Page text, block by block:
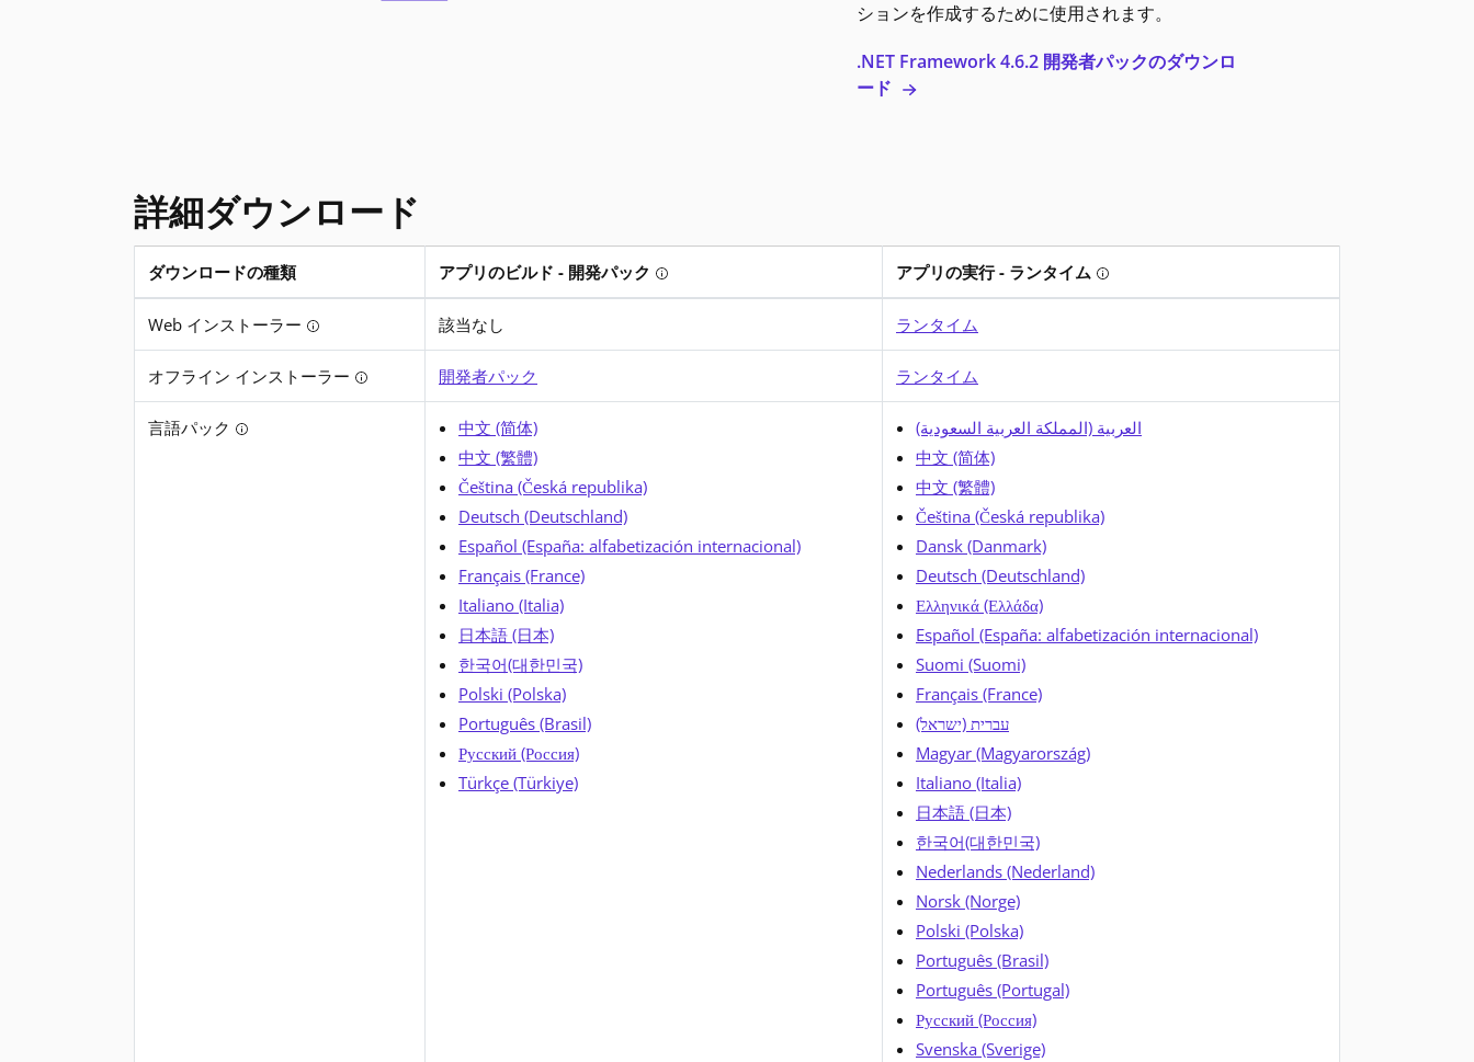
ションを作成するために使用されます。
.NET Framework 4.6.2 開発者パックのダウンロ
ード
詳細ダウンロード
ダウンロードの種類 アプリのビルド - 開発パック Tooltip: アプリをビルドしませんか? 開発者パックは、ソフトウェア開発者が Visual Studio を使用して、
アプリの実行 - ランタイム Tooltip: アプリを実行したいですか? ランタイム
Web インストーラー Tooltip: インストーラーの実行中に、ローカライズ済みリソースなどすべての必要なファイルをダウンロードします。インストール時にはインターネット接
該当なし ランタイム
オフライン インストーラー Tooltip: 英語でのインストールに必要なすべてが備わっています。インストーラーのダウンロード後は、インターネット接続は必要ありません。
開発者パック ランタイム
言語パック Tooltip: 変換されたエラー メッセージやその他の UI テキストを既存のインストールに追加します。
中文 (简体)
中文 (繁體)
Čeština (Česká republika)
Deutsch (Deutschland)
Español (España: alfabetización internacional)
Français (France)
Italiano (Italia)
日本語 (日本)
한국어(대한민국)
Polski (Polska)
Português (Brasil)
Русский (Россия)
Türkçe (Türkiye)
العربية (المملكة العربية السعودية)
中文 (简体)
中文 (繁體)
Čeština (Česká republika)
Dansk (Danmark)
Deutsch (Deutschland)
Ελληνικά (Ελλάδα)
Español (España: alfabetización internacional)
Suomi (Suomi)
Français (France)
עברית (ישראל)
Magyar (Magyarország)
Italiano (Italia)
日本語 (日本)
한국어(대한민국)
Nederlands (Nederland)
Norsk (Norge)
Polski (Polska)
Português (Brasil)
Português (Portugal)
Русский (Россия)
Svenska (Sverige)